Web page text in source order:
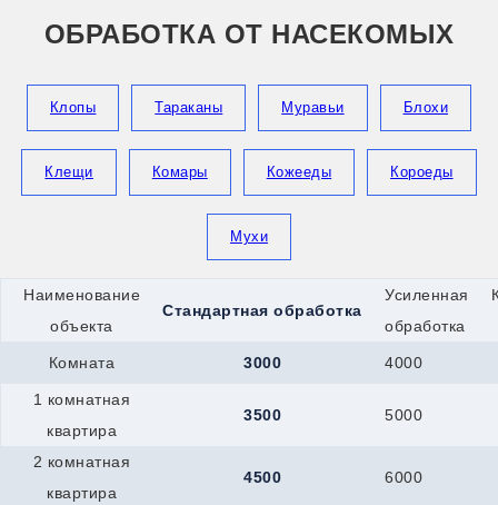
Козьмодемьянск
Коркино
Королев
Котлас
Красноармейск
Красногорск
Кронштадт
Кропоткин
Крымск
Берёзовский
Верхняя-Пышма
Краснотурьинск
Новоуральск
Ревда
ОБРАБОТКА ОТ НАСЕКОМЫХ
Клопы Тараканы Муравьи Блохи
Клещи Комары Кожееды Короеды
Мухи
Наименование
объекта
Стандартная обработка
Усиленная
обработка
Комната 3000 4000
1 комнатная
квартира
3500 5000
2 комнатная
квартира
4500 6000